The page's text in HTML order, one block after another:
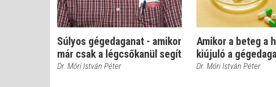
Súlyos gégedaganat - amikor
már csak a légcsőkanül segít
Dr. Móri István Péter
Amikor a beteg a
kiújuló a
Dr. Móri István Péter